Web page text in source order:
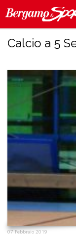
Calcio a 5
07 Febbraio 2019